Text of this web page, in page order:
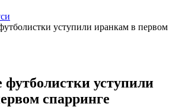
уступили иранкам в первом
футболистки уступили
спарринге